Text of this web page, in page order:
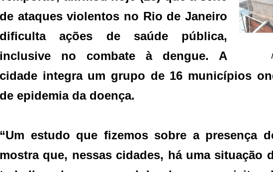
de ataques violentos no Rio de Janeiro
dificulta ações de saúde pública,
inclusive no combate à dengue. A
cidade integra um grupo de 16 municípios
de epidemia da doença.
“Um estudo que fizemos sobre a presença
mostra que, nessas cidades, há uma situação